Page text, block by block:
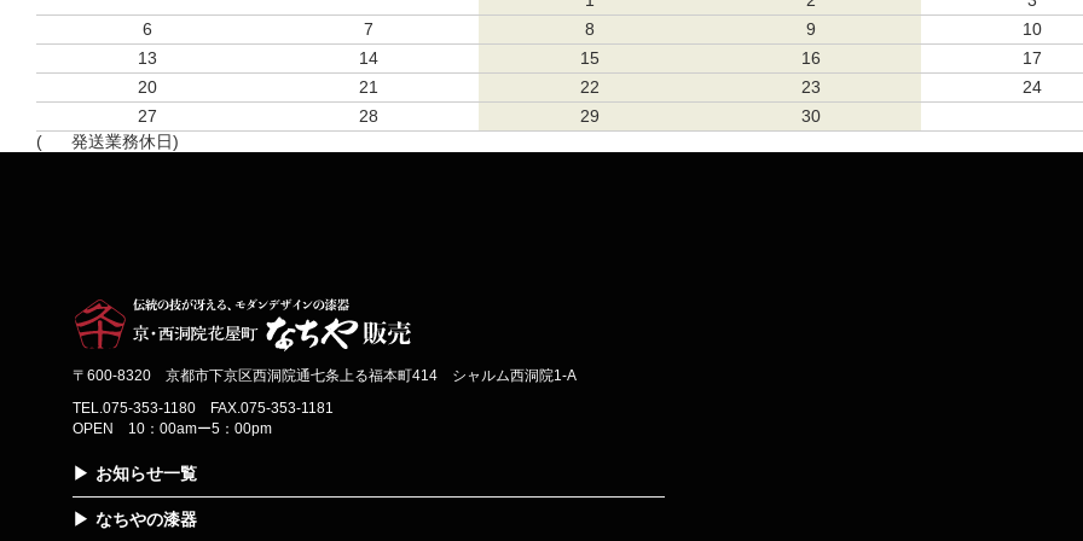
6
7 8 9 10
13
14 15 16 17
20
21 22 23 24
27
28 29
30
(
発送業務休日)
〒600-8320 京都市下京区西洞院通七条上る福本町414 シャルム西洞院1-A
TEL.075-353-1180 FAX.075-353-1181
OPEN 10：00amー5：00pm
お知らせ一覧
なちやの漆器